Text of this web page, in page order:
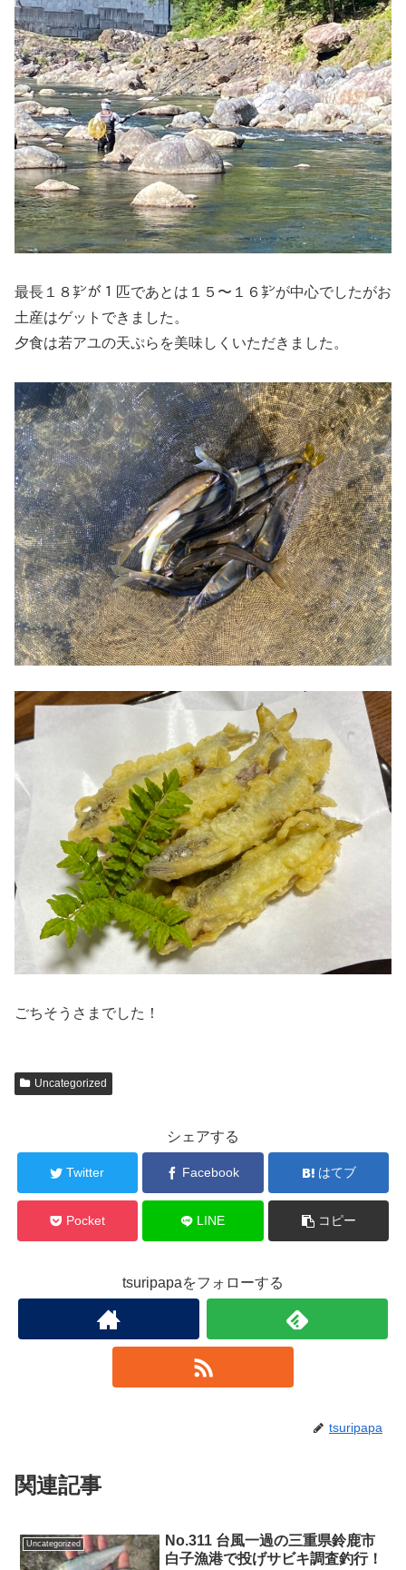
最長１８㌢が１匹であとは１５〜１６㌢が中心でしたがお
土産はゲットできました。
夕食は若アユの天ぷらを美味しくいただきました。
ごちそうさまでした！
Uncategorized
シェアする
Twitter Facebook はてブ
Pocket LINE コピー
tsuripapaをフォローする
tsuripapa
関連記事
Uncategorized
No.311 台風一過の三重県鈴鹿市
白子漁港で投げサビキ調査釣行！